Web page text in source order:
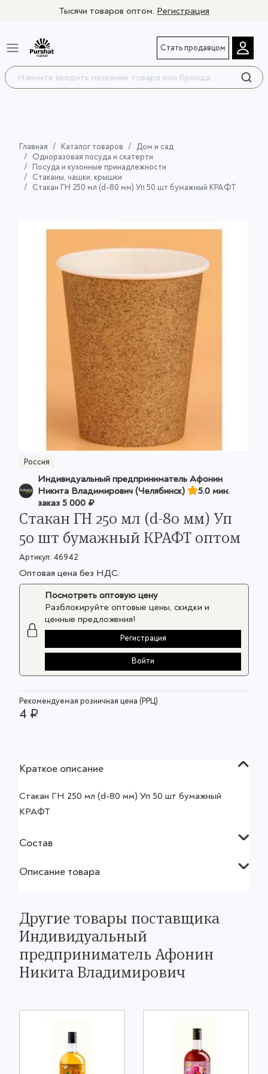
Тысячи товаров оптом. Регистрация
Стать продавцом
Главная Каталог товаров
Дом и сад
Одноразовая посуда и скатерти
Посуда и кухонные принадлежности
Стаканы, чашки, крышки
Стакан ГН 250 мл (d-80 мм) Уп 50 шт бумажный КРАФТ
Россия
Индивидуальный предприниматель Афонин
Никита Владимирович (Челябинск)
5.0 мин.
заказ 5 000 ₽
Стакан ГН 250 мл (d-80 мм) Уп
50 шт бумажный КРАФТ оптом
Артикул: 46942
Оптовая цена без НДС.
Посмотреть оптовую цену
Разблокируйте оптовые цены, скидки и
ценные предложения!
Регистрация
Войти
Рекомендуемая розничная цена (РРЦ)
4 ₽
Краткое описание
Стакан ГН 250 мл (d-80 мм) Уп 50 шт бумажный
КРАФТ
Состав
Описание товара
Другие товары поставщика
Индивидуальный
предприниматель Афонин
Никита Владимирович